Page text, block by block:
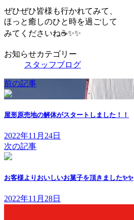
ぜひぜひ皆様も行かれてみて、
ほっと癒しのひと時を過ごして
みてくださいね☕✨✨
お知らせカテゴリー
スタッフブログ
前の記事
屋形原売地の解体がスタートしました！！
2022年11月24日
次の記事
お客様よりおいしいお菓子を頂きました✨✨
2022年11月28日